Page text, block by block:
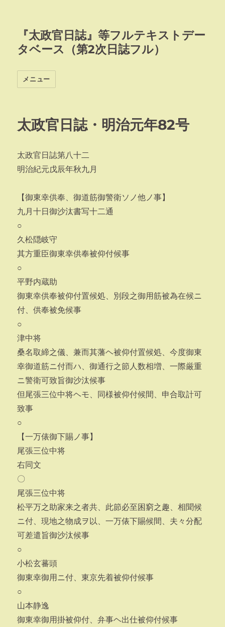
『太政官日誌』等フルテキストデー
タベース（第2次日誌フル）
メニュー
太政官日誌・明治元年82号
太政官日誌第八十二
明治紀元戊辰年秋九月
【御東幸供奉、御道筋御警衛ソノ他ノ事】
九月十日御沙汰書写十二通
○
久松隠岐守
其方重臣御東幸供奉被仰付候事
○
平野内蔵助
御東幸供奉被仰付置候処、別段之御用筋被為在候ニ
付、供奉被免候事
○
津中将
桑名取締之儀、兼而其藩ヘ被仰付置候処、今度御東
幸御道筋ニ付而ハ、御通行之節人数相増、一際厳重
ニ警衛可致旨御沙汰候事
但尾張三位中将ヘモ、同様被仰付候間、申合取計可
致事
○
【一万俵御下賜ノ事】
尾張三位中将
右同文
〇
尾張三位中将
松平万之助家来之者共、此節必至困窮之趣、相聞候
ニ付、現地之物成ヲ以、一万俵下賜候間、夫々分配
可差遣旨御沙汰候事
○
小松玄蕃頭
御東幸御用ニ付、東京先着被仰付候事
○
山本静逸
御東幸御用掛被仰付、弁事ヘ出仕被仰付候事